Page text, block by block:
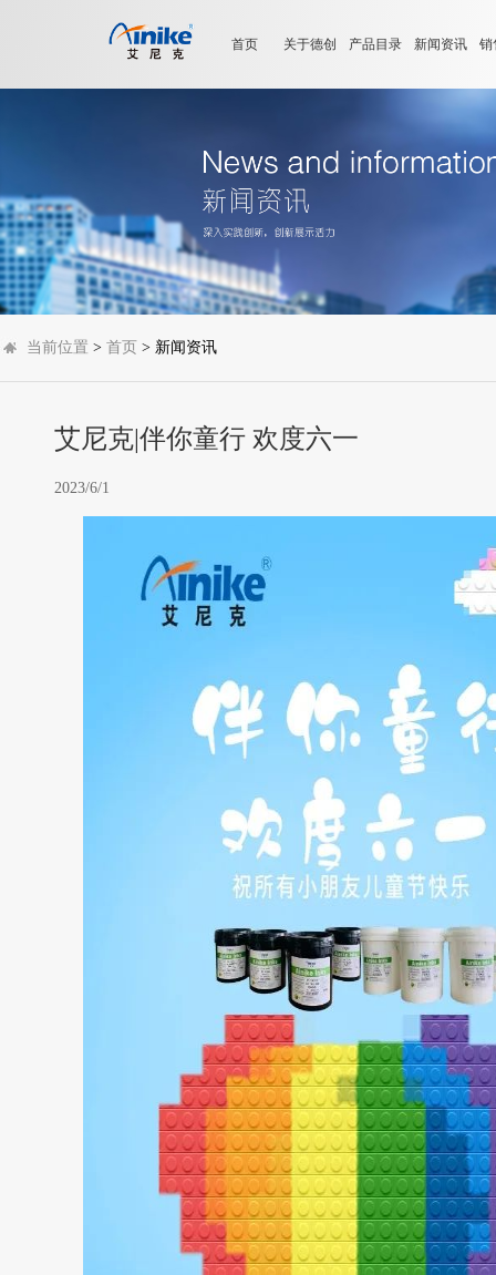
首页 关于德创 产品目录 新闻资讯 销
当前位置 > 首页 > 新闻资讯
艾尼克|伴你童行 欢度六一
2023/6/1